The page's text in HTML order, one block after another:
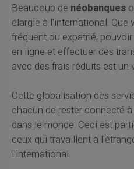
Beaucoup de néobanques
élargie à l'international. Que
fréquent ou expatrié,
en ligne et effectuer des
avec des frais réduits est un
Cette globalisation des
chacun de rester connecté
dans le monde. Ceci est
ceux qui travaillent à
l'international.